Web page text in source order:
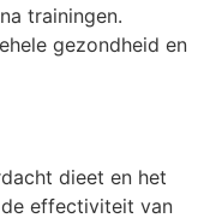
trainingen.
gezondheid en
dieet en het
effectiviteit van